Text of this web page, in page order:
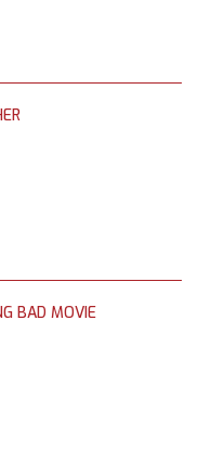
BAD MOVIE